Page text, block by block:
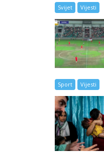
Svijet Vijesti
Sport Vijesti